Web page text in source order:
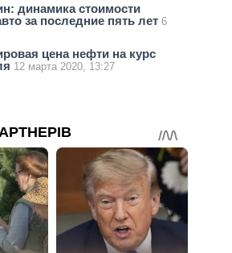
динамика стоимости
за последние пять лет 6
цена нефти на курс
12 марта 2020, 13:27